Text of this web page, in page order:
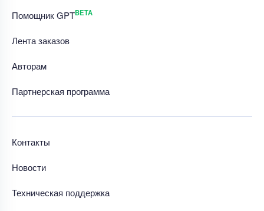
Помощник GPTBETA
Лента заказов
Авторам
Партнерская программа
Контакты
Новости
Техническая поддержка